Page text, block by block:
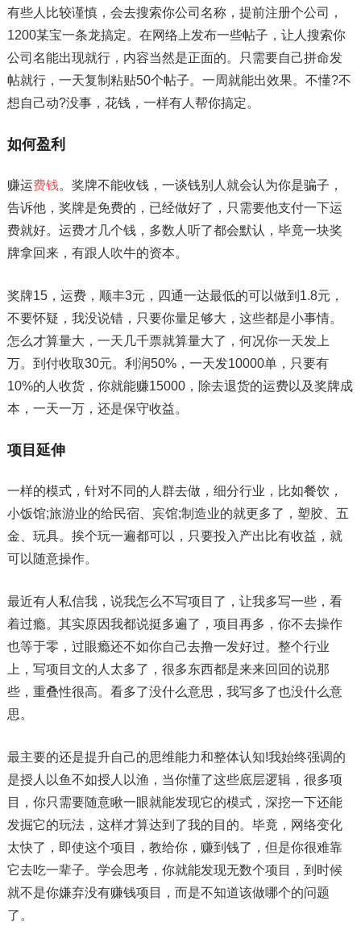
有些人比较谨慎，会去搜索你公司名称，提前注册个公司，
1200某宝一条龙搞定。在网络上发布一些帖子，让人搜索你
公司名能出现就行，内容当然是正面的。只需要自己拼命发
帖就行，一天复制粘贴50个帖子。一周就能出效果。不懂?不
想自己动?没事，花钱，一样有人帮你搞定。
如何盈利
赚运费钱。奖牌不能收钱，一谈钱别人就会认为你是骗子，
告诉他，奖牌是免费的，已经做好了，只需要他支付一下运
费就好。运费才几个钱，多数人听了都会默认，毕竟一块奖
牌拿回来，有跟人吹牛的资本。
奖牌15，运费，顺丰3元，四通一达最低的可以做到1.8元，
不要怀疑，我没说错，只要你量足够大，这些都是小事情。
怎么才算量大，一天几千票就算量大了，何况你一天发上
万。到付收取30元。利润50%，一天发10000单，只要有
10%的人收货，你就能赚15000，除去退货的运费以及奖牌成
本，一天一万，还是保守收益。
项目延伸
一样的模式，针对不同的人群去做，细分行业，比如餐饮，
小饭馆;旅游业的给民宿、宾馆;制造业的就更多了，塑胶、五
金、玩具。挨个玩一遍都可以，只要投入产出比有收益，就
可以随意操作。
最近有人私信我，说我怎么不写项目了，让我多写一些，看
着过瘾。其实原因我都说挺多遍了，项目再多，你不去操作
也等于零，过眼瘾还不如你自己去撸一发好过。整个行业
上，写项目文的人太多了，很多东西都是来来回回的说那
些，重叠性很高。看多了没什么意思，我写多了也没什么意
思。
最主要的还是提升自己的思维能力和整体认知!我始终强调的
是授人以鱼不如授人以渔，当你懂了这些底层逻辑，很多项
目，你只需要随意瞅一眼就能发现它的模式，深挖一下还能
发掘它的玩法，这样才算达到了我的目的。毕竟，网络变化
太快了，即使这个项目，教给你，赚到钱了，但是你很难靠
它去吃一辈子。学会思考，你就能发现无数个项目，到时候
就不是你嫌弃没有赚钱项目，而是不知道该做哪个的问题
了。